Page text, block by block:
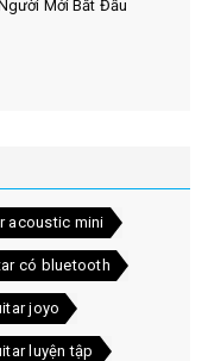
acoustic mini
có bluetooth
joyo
luyện tập